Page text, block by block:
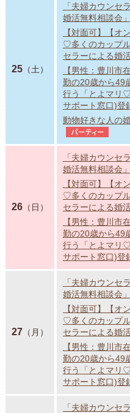
25（土）
「夫婦カウンセ
婚活無料相談会」
【対面可】【オ
♡多くのカップ
セラーによる婚
【男性：豊川市
勤の20歳から49
行う「とよマリ
サポート窓口)登
動物好きな人の
パーティー
26（日）
「夫婦カウンセ
婚活無料相談会」
【対面可】【オ
♡多くのカップ
セラーによる婚
【男性：豊川市
勤の20歳から49
行う「とよマリ
サポート窓口)登
27（月）
「夫婦カウンセ
婚活無料相談会」
【対面可】【オ
♡多くのカップ
セラーによる婚
【男性：豊川市
勤の20歳から49
行う「とよマリ
サポート窓口)登
「夫婦カウンセ